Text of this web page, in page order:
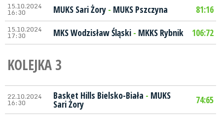
15.10.2024
16:30 MUKS Sari Żory - MUKS Pszczyna 81:16
15.10.2024
17:30 MKS Wodzisław Śląski - MKKS Rybnik 106:72
KOLEJKA 3
22.10.2024
16:30
Basket Hills Bielsko-Biała - MUKS
Sari Żory 74:65